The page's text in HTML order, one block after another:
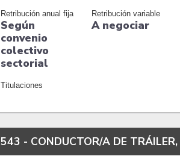
Retribución anual fija
Según
convenio
colectivo
sectorial
Retribución variable
A negociar
Titulaciones
543 - CONDUCTOR/A DE TRÁILER,